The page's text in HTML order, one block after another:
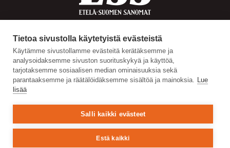
Tietoa sivustolla käytetyistä evästeistä
Käytämme sivustollamme evästeitä kerätäksemme ja
analysoidaksemme sivuston suorituskykyä ja käyttöä,
tarjotaksemme sosiaalisen median ominaisuuksia sekä
parantaaksemme ja räätälöidäksemme sisältöä ja mainoksia. Lue
lisää
Salli kaikki evästeet
Estä kaikki